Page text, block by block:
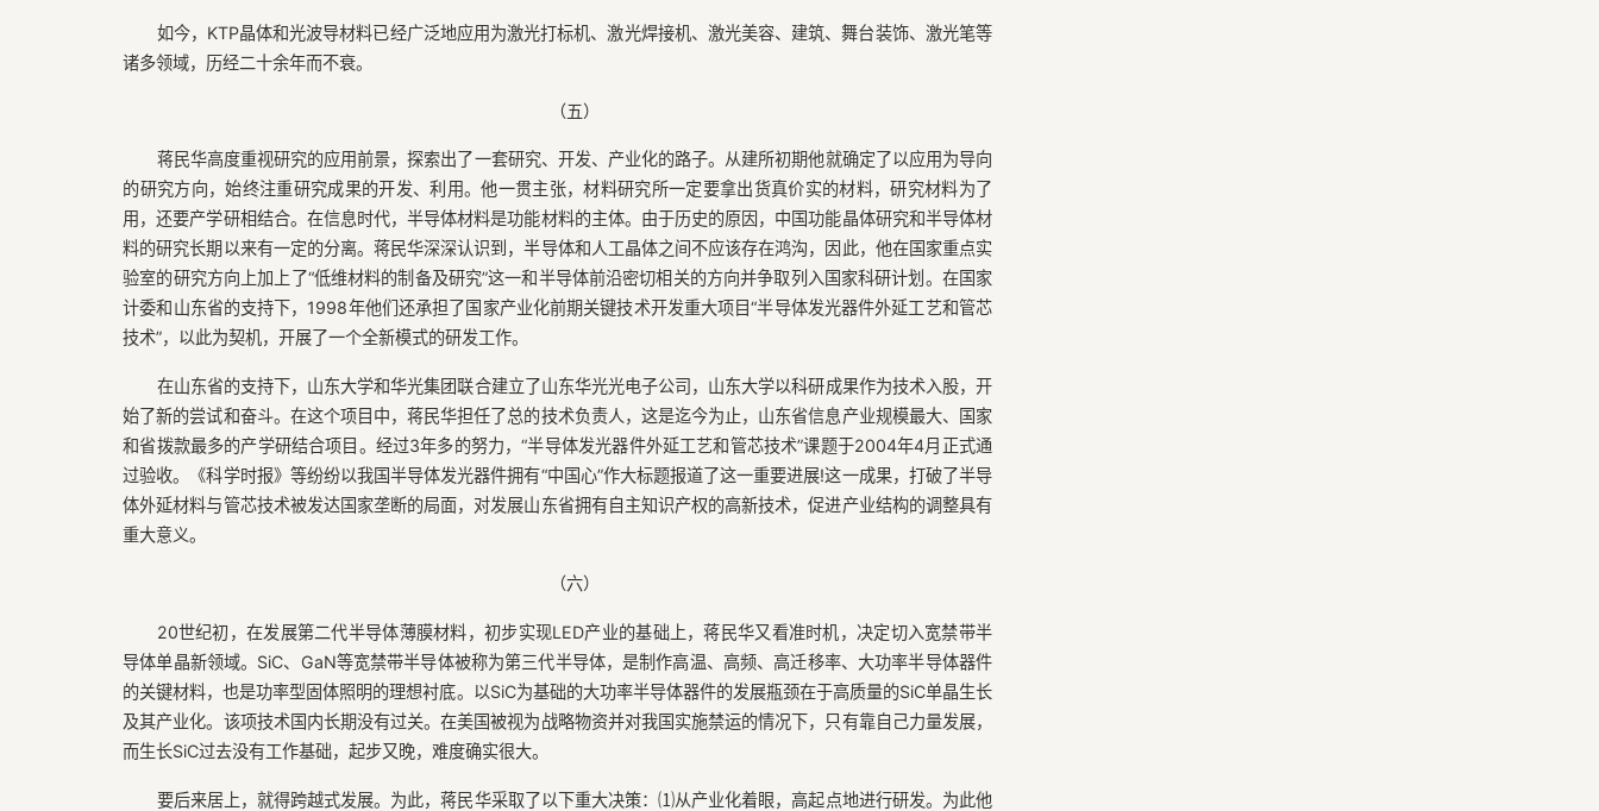
如今，KTP晶体和光波导材料已经广泛地应用为激光打标机、激光焊接机、激光美容、建筑、舞台装饰、激光笔等
诸多领域，历经二十余年而不衰。
（五）
蒋民华高度重视研究的应用前景，探索出了一套研究、开发、产业化的路子。从建所初期他就确定了以应用为导向
的研究方向，始终注重研究成果的开发、利用。他一贯主张，材料研究所一定要拿出货真价实的材料，研究材料为了
用，还要产学研相结合。在信息时代，半导体材料是功能材料的主体。由于历史的原因，中国功能晶体研究和半导体材
料的研究长期以来有一定的分离。蒋民华深深认识到，半导体和人工晶体之间不应该存在鸿沟，因此，他在国家重点实
验室的研究方向上加上了“低维材料的制备及研究”这一和半导体前沿密切相关的方向并争取列入国家科研计划。在国家
计委和山东省的支持下，1998年他们还承担了国家产业化前期关键技术开发重大项目“半导体发光器件外延工艺和管芯
技术”，以此为契机，开展了一个全新模式的研发工作。
在山东省的支持下，山东大学和华光集团联合建立了山东华光光电子公司，山东大学以科研成果作为技术入股，开
始了新的尝试和奋斗。在这个项目中，蒋民华担任了总的技术负责人，这是迄今为止，山东省信息产业规模最大、国家
和省拨款最多的产学研结合项目。经过3年多的努力，“半导体发光器件外延工艺和管芯技术”课题于2004年4月正式通
过验收。《科学时报》等纷纷以我国半导体发光器件拥有“中国心”作大标题报道了这一重要进展!这一成果，打破了半导
体外延材料与管芯技术被发达国家垄断的局面，对发展山东省拥有自主知识产权的高新技术，促进产业结构的调整具有
重大意义。
（六）
20世纪初，在发展第二代半导体薄膜材料，初步实现LED产业的基础上，蒋民华又看准时机，决定切入宽禁带半
导体单晶新领域。SiC、GaN等宽禁带半导体被称为第三代半导体，是制作高温、高频、高迁移率、大功率半导体器件
的关键材料，也是功率型固体照明的理想衬底。以SiC为基础的大功率半导体器件的发展瓶颈在于高质量的SiC单晶生长
及其产业化。该项技术国内长期没有过关。在美国被视为战略物资并对我国实施禁运的情况下，只有靠自己力量发展，
而生长SiC过去没有工作基础，起步又晚，难度确实很大。
要后来居上，就得跨越式发展。为此，蒋民华采取了以下重大决策：⑴从产业化着眼，高起点地进行研发。为此他